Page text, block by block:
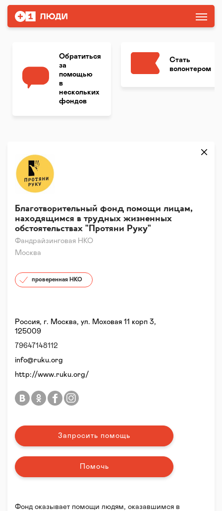
Обратиться
за
помощью
в
нескольких
фондов
Стать
волонтером
Фандрайзинговая НКО
Благотворительный фонд помощи лицам,
находящимся в трудных жизненных
обстоятельствах "Протяни Руку"
Москва
проверенная НКО
Фонд оказывает помощи людям, оказавшимся в
Россия, г. Москва, ул. Моховая 11 корп 3,
125009
79647148112
info@ruku.org
http://www.ruku.org/
Запросить помощь
Помочь